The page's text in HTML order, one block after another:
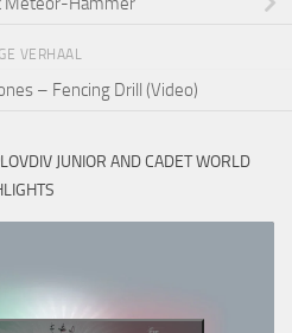
VERHAAL
– Fencing Drill (Video)
JUNIOR AND CADET WORLD